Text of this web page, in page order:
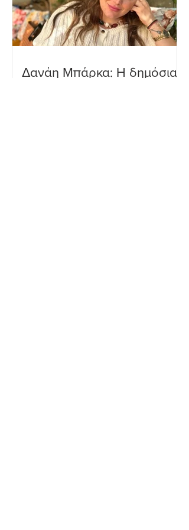
Δανάη Μπάρκα: Η δημόσια